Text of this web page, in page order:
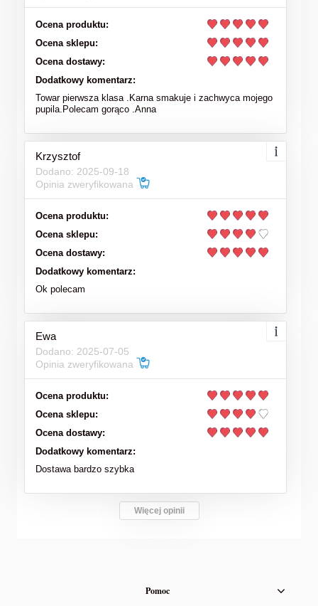
Ocena produktu:
Ocena sklepu:
Ocena dostawy:
Dodatkowy komentarz:
Towar pierwsza klasa .Karna smakuje i zachwyca mojego
pupila.Polecam gorąco .Anna
Krzysztof
Dodano: 2025-09-18
Opinia zweryfikowana
Ocena produktu:
Ocena sklepu:
Ocena dostawy:
Dodatkowy komentarz:
Ok polecam
Ewa
Dodano: 2025-07-05
Opinia zweryfikowana
Ocena produktu:
Ocena sklepu:
Ocena dostawy:
Dodatkowy komentarz:
Dostawa bardzo szybka
Więcej opinii
Pomoc